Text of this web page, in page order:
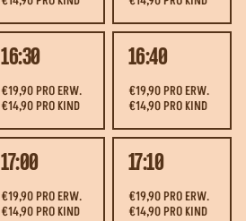
16:30
€19,90 PRO ERW.
€14,90 PRO KIND
16:40
€19,90 PRO ERW.
€14,90 PRO KIND
17:00
€19,90 PRO ERW.
€14,90 PRO KIND
17:10
€19,90 PRO ERW.
€14,90 PRO KIND